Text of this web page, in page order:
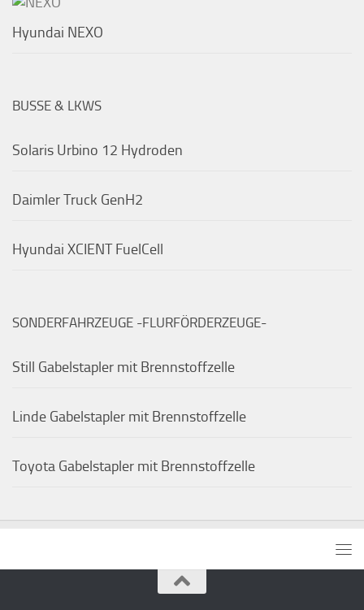
Hyundai NEXO
BUSSE & LKWS
Solaris Urbino 12 Hydroden
Daimler Truck GenH2
Hyundai XCIENT FuelCell
SONDERFAHRZEUGE -FLURFÖRDERZEUGE-
Still Gabelstapler mit Brennstoffzelle
Linde Gabelstapler mit Brennstoffzelle
Toyota Gabelstapler mit Brennstoffzelle